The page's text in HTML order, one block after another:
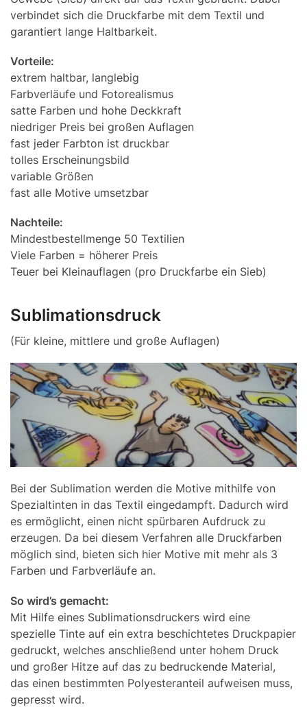
verbindet sich die Druckfarbe mit dem Textil und
garantiert lange Haltbarkeit.
Vorteile:
extrem haltbar, langlebig
Farbverläufe und Fotorealismus
satte Farben und hohe Deckkraft
niedriger Preis bei großen Auflagen
fast jeder Farbton ist druckbar
tolles Erscheinungsbild
variable Größen
fast alle Motive umsetzbar
Nachteile:
Mindestbestellmenge 50 Textilien
Viele Farben = höherer Preis
Teuer bei Kleinauflagen (pro Druckfarbe ein Sieb)
Sublimationsdruck
(Für kleine, mittlere und große Auflagen)
Bei der Sublimation werden die Motive mithilfe von
Spezialtinten in das Textil eingedampft. Dadurch wird
es ermöglicht, einen nicht spürbaren Aufdruck zu
erzeugen. Da bei diesem Verfahren alle Druckfarben
möglich sind, bieten sich hier Motive mit mehr als 3
Farben und Farbverläufe an.
So wird’s gemacht:
Mit Hilfe eines Sublimationsdruckers wird eine
spezielle Tinte auf ein extra beschichtetes Druckpapier
gedruckt, welches anschließend unter hohem Druck
und großer Hitze auf das zu bedruckende Material,
das einen bestimmten Polyesteranteil aufweisen muss,
gepresst wird.